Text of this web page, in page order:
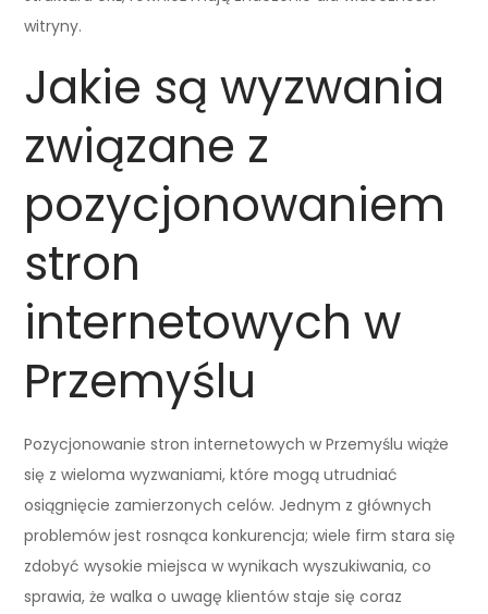
witryny.
Jakie są wyzwania
związane z
pozycjonowaniem
stron
internetowych w
Przemyślu
Pozycjonowanie stron internetowych w Przemyślu wiąże
się z wieloma wyzwaniami, które mogą utrudniać
osiągnięcie zamierzonych celów. Jednym z głównych
problemów jest rosnąca konkurencja; wiele firm stara się
zdobyć wysokie miejsca w wynikach wyszukiwania, co
sprawia, że walka o uwagę klientów staje się coraz